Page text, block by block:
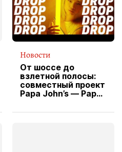
Новости
От шоссе до
взлетной полосы:
совместный проект
Papa John’s — Papa
вводит